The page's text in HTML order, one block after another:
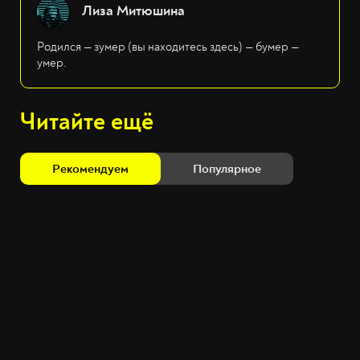
Лиза Митюшина
Родился — зумер (вы находитесь здесь) — бумер —
умер.
Читайте ещё
Рекомендуем Популярное